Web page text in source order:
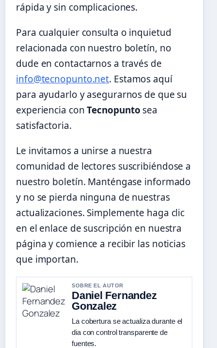
rápida y sin complicaciones.
Para cualquier consulta o inquietud
relacionada con nuestro boletín, no
dude en contactarnos a través de
info@tecnopunto.net. Estamos aquí
para ayudarlo y asegurarnos de que su
experiencia conTecnopunto sea
satisfactoria.
Le invitamos a unirse a nuestra
comunidad de lectores suscribiéndose a
nuestro boletín. Manténgase informado
y no se pierda ninguna de nuestras
actualizaciones. Simplemente haga clic
en el enlace de suscripción en nuestra
página y comience a recibir las noticias
que importan.
SOBRE EL AUTOR
Daniel Fernandez
Gonzalez
La cobertura se actualiza durante el
dia con control transparente de
fuentes.